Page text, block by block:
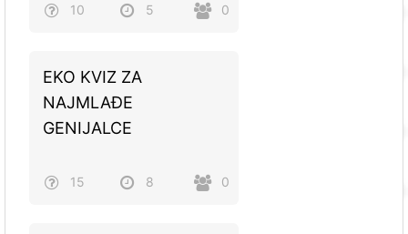
10 5 0
EKO KVIZ ZA
NAJMLAĐE
GENIJALCE
15 8 0